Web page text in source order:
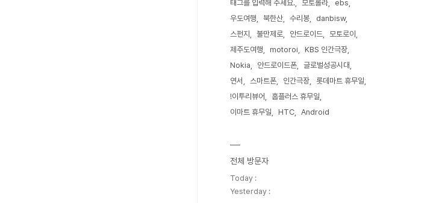
태그를 입력해 주세요.
모토롤라
ebs
우도여행
북한산 수리봉
danbisw
스펀지
불만제로 안드로이드
모토로이
제주도여행
motoroi
KBS 인간극장
Nokia
안드로이드폰
글로벌성공시대
연서
스마트폰 인간극장
롯데마트 휴무일
!이투리뷰어
홈플러스 휴무일
이마트 휴무일
HTC Android
전체 방문자
Today :
Yesterday :